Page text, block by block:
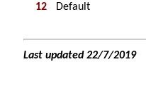
12
Default
Last updated 22/7/2019